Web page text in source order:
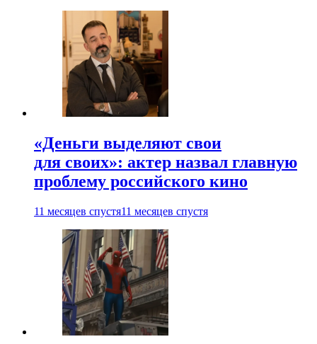
«Деньги выделяют свои
для своих»: актер назвал главную
проблему российского кино
11 месяцев спустя11 месяцев спустя